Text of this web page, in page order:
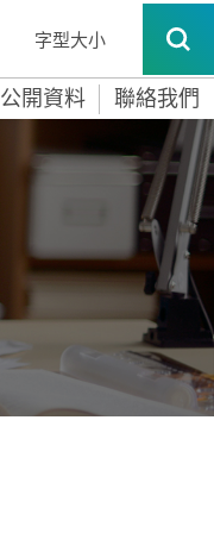
字型大小
公開資料 聯絡我們